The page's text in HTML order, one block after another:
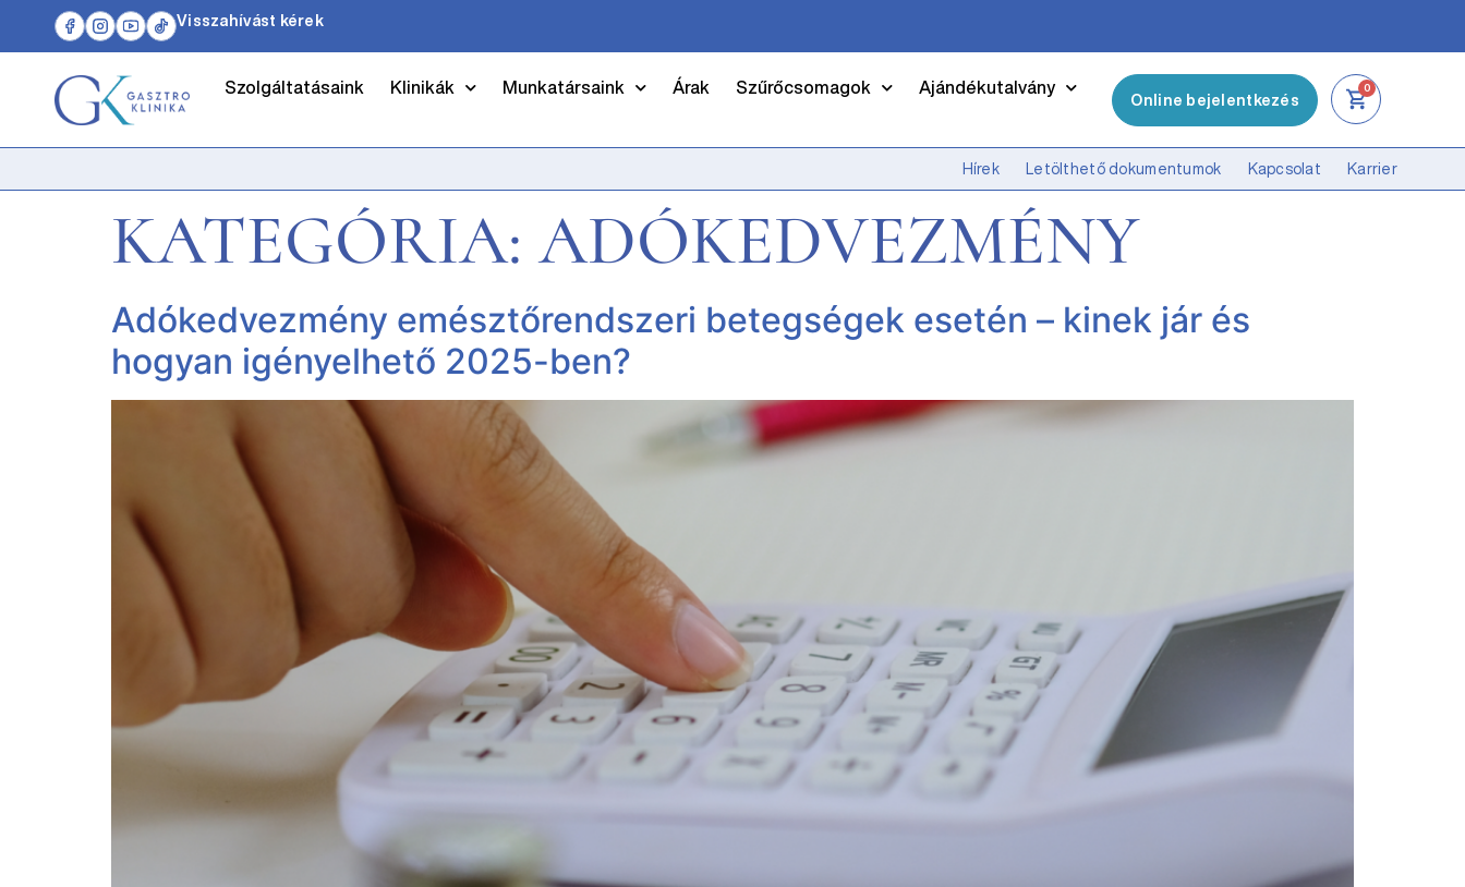
Visszahívást kérek
Szolgáltatásaink Klinikák Munkatársaink Árak Szűrőcsomagok Ajándékutalvány
Online bejelentkezés
0
Hírek Letölthető dokumentumok Kapcsolat Karrier
KATEGÓRIA:ADÓKEDVEZMÉNY
Adókedvezmény emésztőrendszeri betegségek esetén – kinek jár és
hogyan igényelhető 2025-ben?